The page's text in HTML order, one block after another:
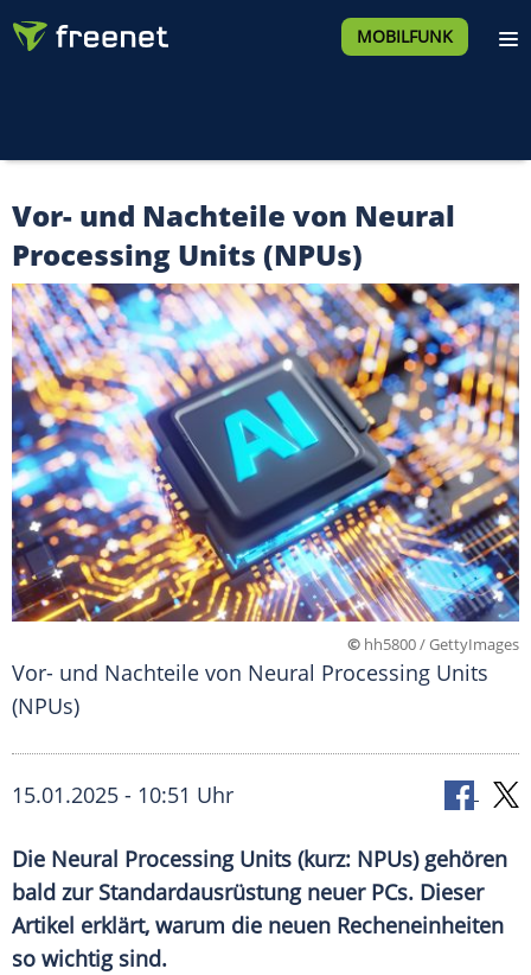
MOBILFUNK
Vor- und Nachteile von Neural
Processing Units (NPUs)
© hh5800 / GettyImages
Vor- und Nachteile von Neural Processing Units
(NPUs)
15.01.2025 - 10:51 Uhr
Die Neural Processing Units (kurz: NPUs) gehören
bald zur Standardausrüstung neuer PCs. Dieser
Artikel erklärt, warum die neuen Recheneinheiten
so wichtig sind.